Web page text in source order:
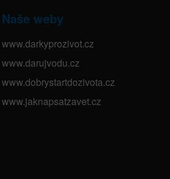
Naše weby
www.darkyprozivot.cz
www.darujvodu.cz
www.dobrystartdozivota.cz
www.jaknapsatzavet.cz